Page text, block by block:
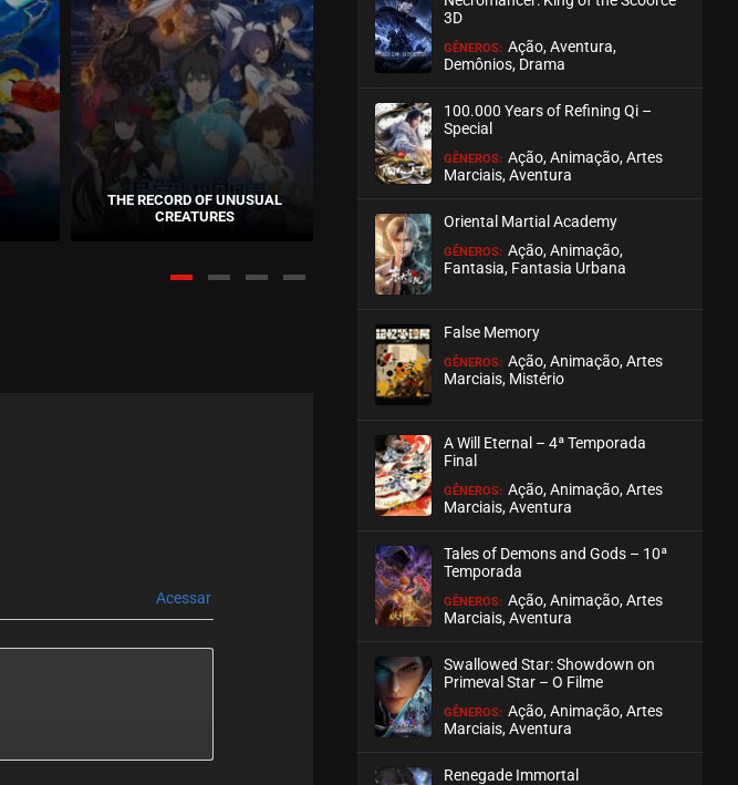
agosto 27, 2020
ASSISTIDO
agosto 27, 2020
ASSISTIDO
agosto 27, 2020
ASSISTIDO
agosto 27, 2020
ASSISTIDO
agosto 27, 2020
ASSISTIDO
agosto 27, 2020
agosto 27, 2020
THE RECORD OF UNUSUAL
CREATURES
GU AN
Acessar
3D
GÊNEROS: Ação, Aventura,
Demônios, Drama
100.000 Years of Refining Qi –
Special
GÊNEROS: Ação, Animação, Artes
Marciais, Aventura
Oriental Martial Academy
GÊNEROS: Ação, Animação,
Fantasia, Fantasia Urbana
False Memory
GÊNEROS: Ação, Animação, Artes
Marciais, Mistério
A Will Eternal – 4ª Temporada
Final
GÊNEROS: Ação, Animação, Artes
Marciais, Aventura
Tales of Demons and Gods – 10ª
Temporada
GÊNEROS: Ação, Animação, Artes
Marciais, Aventura
Swallowed Star: Showdown on
Primeval Star – O Filme
GÊNEROS: Ação, Animação, Artes
Marciais, Aventura
Renegade Immortal